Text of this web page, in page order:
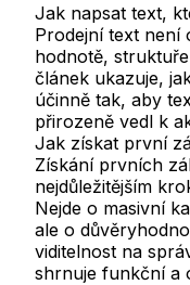
Jak napsat text,
Prodejní text není
hodnotě,
článek ukazuje,
účinně tak, aby
přirozeně vedl k
Jak získat první
Získání prvních
nejdůležitějším
Nejde o masivní
ale o
viditelnost na
shrnuje funkční a